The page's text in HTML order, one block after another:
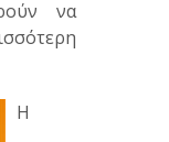
να
Η